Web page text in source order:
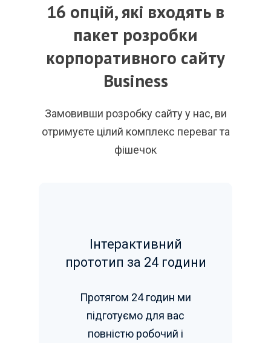
16 опцій, які входять в
пакет розробки
корпоративного сайту
Business
Замовивши розробку сайту у нас, ви
отримуєте цілий комплекс переваг та
фішечок
Інтерактивний
прототип за 24 години
Протягом 24 годин ми
підготуємо для вас
повністю робочий і